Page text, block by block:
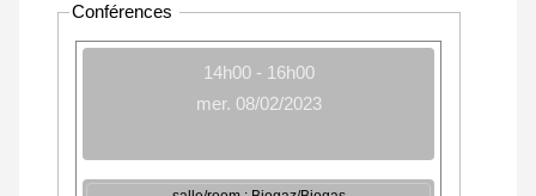
Conférences
14h00 - 16h00
mer. 08/02/2023